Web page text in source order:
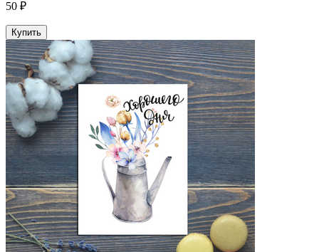
50 ₽
Купить